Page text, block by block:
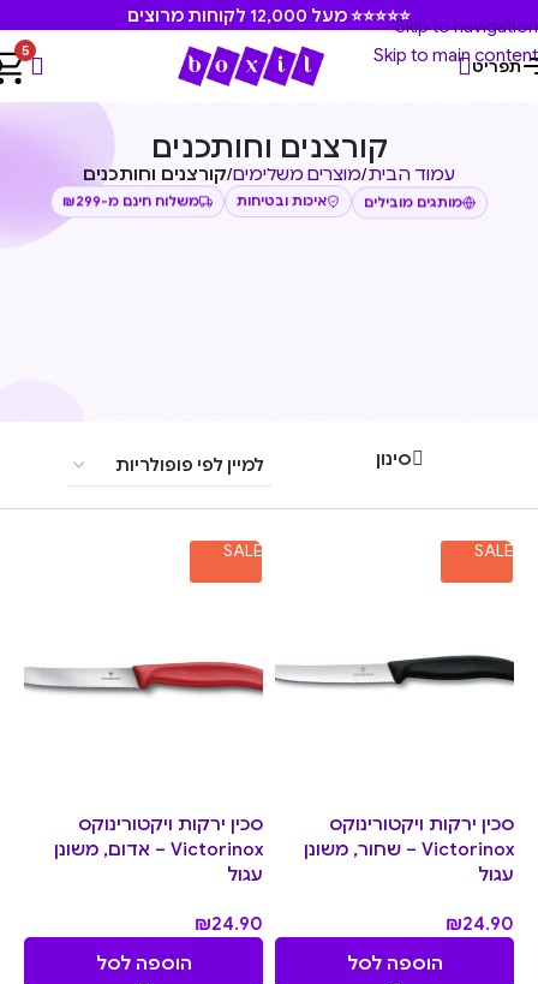
Skip to navigation
Skip to main content
⭐⭐⭐⭐⭐ מעל 12,000 לקוחות מרוצים
תפריט
5
קורצנים וחותכנים
עמוד הבית/מוצרים משלימים/קורצנים וחותכנים
מותגים מובילים איכות ובטיחות משלוח חינם מ-₪299
סינון
SALE
סכין ירקות ויקטורינוקס
Victorinox – שחור, משונן
עגול
₪24.90
הוספה לסל
SALE
סכין ירקות ויקטורינוקס
Victorinox – אדום, משונן
עגול
₪24.90
הוספה לסל